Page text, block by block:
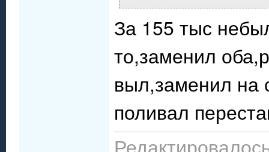
За 155 тыс
то,заменил
выл,заменил на
поливал